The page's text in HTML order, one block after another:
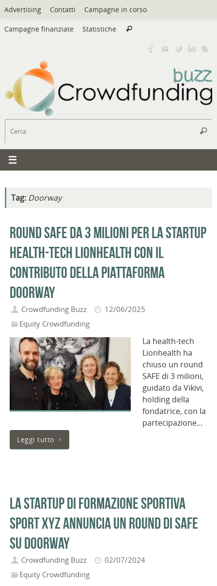
Vai
al
contenuto
Advertising Contatti Campagne in corso
Campagne finanziate Statistiche Cerca
Cerca
Tag: Doorway
Round SAFE da 3 milioni per la startup
health-tech Lionhealth con il
contributo della piattaforma
Doorway
Crowdfunding Buzz
12/06/2025
Equity Crowdfunding
La health-tech
Lionhealth ha
chiuso un round
SAFE di 3 milioni,
guidato da Vikivi,
holding della
fondatrice, con la
partecipazione…
Leggi tutto
La startup di formazione sportiva
Sport XYZ annuncia un round di SAFE
su Doorway
Crowdfunding Buzz
02/07/2024
Equity Crowdfunding